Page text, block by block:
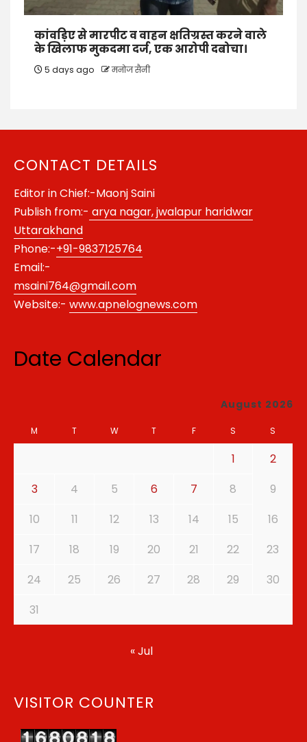
कांवड़िए से मारपीट व वाहन क्षतिग्रस्त करने वाले
के खिलाफ मुकदमा दर्ज, एक आरोपी दबोचा।
5 days ago मनोज सैनी
CONTACT DETAILS
Editor in Chief:-Maonj Saini
Publish from:- arya nagar, jwalapur haridwar
Uttarakhand
Phone:-+91-9837125764
Email:-
msaini764@gmail.com
Website:- www.apnelognews.com
Date Calendar
August 2026
M T W T F S S
1
2
3
4 5 6 7 8
9
10
11 12 13 14 15
16
17
18 19 20 21 22
23
24
25 26 27 28 29
30
31
« Jul
VISITOR COUNTER